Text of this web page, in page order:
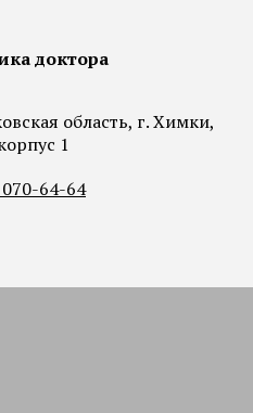
доктора
область, г. Химки,
1
64-64